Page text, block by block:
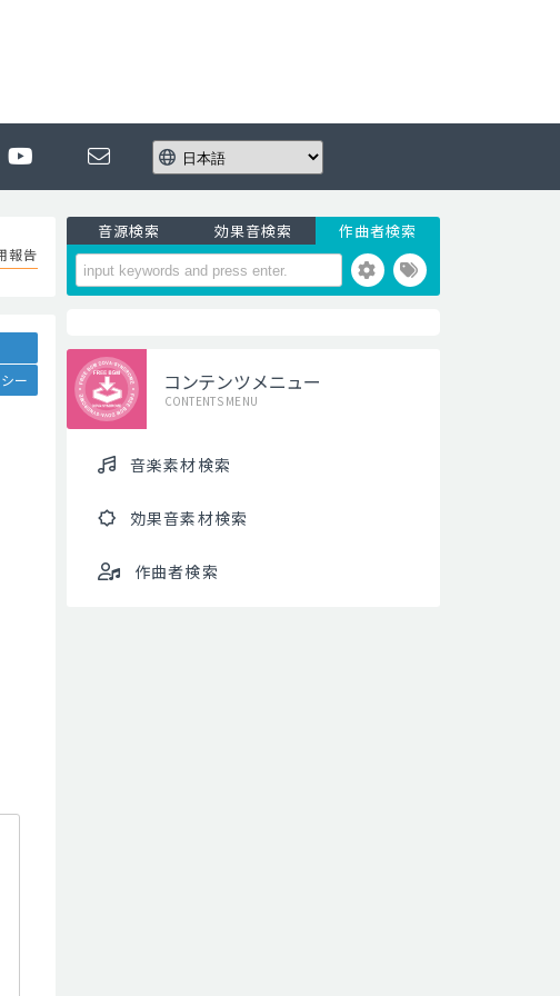
報告
ー
音源検索 効果音検索 作曲者検索
コンテンツメニュー
CONTENTS MENU
音楽素材検索
効果音素材検索
作曲者検索